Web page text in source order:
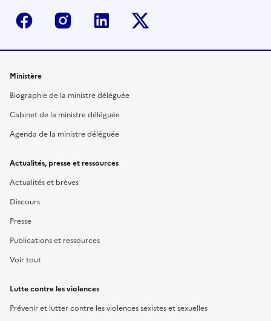
Facebook InstagramLinkedin
Ministère
Biographie de la ministre déléguée
Cabinet de la ministre déléguée
Agenda de la ministre déléguée
Actualités, presse et ressources
Actualités et brèves
Discours
Presse
Publications et ressources
Voir tout
Lutte contre les violences
Prévenir et lutter contre les violences sexistes et sexuelles